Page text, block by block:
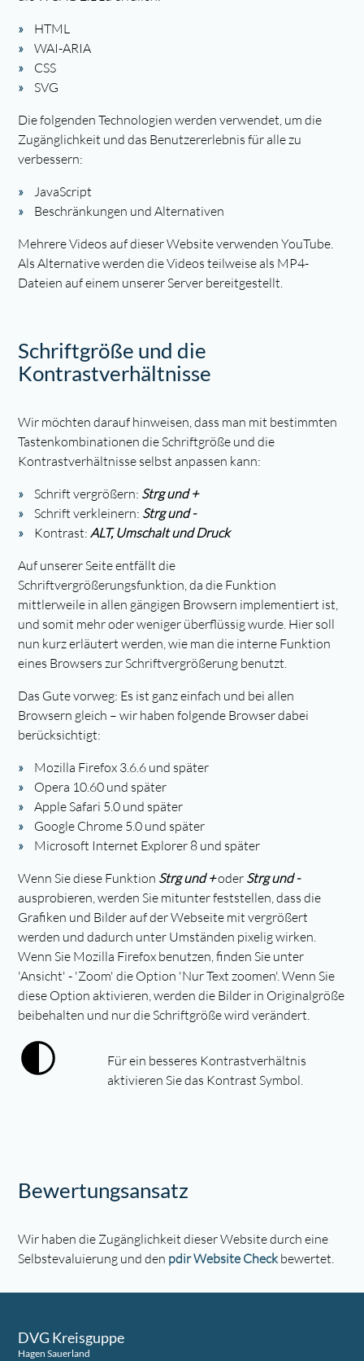
HTML
WAI-ARIA
CSS
SVG
Die folgenden Technologien werden verwendet, um die
Zugänglichkeit und das Benutzererlebnis für alle zu
verbessern:
JavaScript
Beschränkungen und Alternativen
Mehrere Videos auf dieser Website verwenden YouTube.
Als Alternative werden die Videos teilweise als MP4-
Dateien auf einem unserer Server bereitgestellt.
Schriftgröße und die
Kontrastverhältnisse
Wir möchten darauf hinweisen, dass man mit bestimmten
Tastenkombinationen die Schriftgröße und die
Kontrastverhältnisse selbst anpassen kann:
Schrift vergrößern: Strg und +
Schrift verkleinern: Strg und -
Kontrast:ALT, Umschalt und Druck
Auf unserer Seite entfällt die
Schriftvergrößerungsfunktion, da die Funktion
mittlerweile in allen gängigen Browsern implementiert ist,
und somit mehr oder weniger überflüssig wurde. Hier soll
nun kurz erläutert werden, wie man die interne Funktion
eines Browsers zur Schriftvergrößerung benutzt.
Das Gute vorweg: Es ist ganz einfach und bei allen
Browsern gleich – wir haben folgende Browser dabei
berücksichtigt:
Mozilla Firefox 3.6.6 und später
Opera 10.60 und später
Apple Safari 5.0 und später
Google Chrome 5.0 und später
Microsoft Internet Explorer 8 und später
Wenn Sie diese Funktion Strg und +oder Strg und -
ausprobieren, werden Sie mitunter feststellen, dass die
Grafiken und Bilder auf der Webseite mit vergrößert
werden und dadurch unter Umständen pixelig wirken.
Wenn Sie Mozilla Firefox benutzen, finden Sie unter
'Ansicht' - 'Zoom' die Option 'Nur Text zoomen'. Wenn Sie
diese Option aktivieren, werden die Bilder in Originalgröße
beibehalten und nur die Schriftgröße wird verändert.
Für ein besseres Kontrastverhältnis
aktivieren Sie das Kontrast Symbol.
Bewertungsansatz
Wir haben die Zugänglichkeit dieser Website durch eine
Selbstevaluierung und den pdir Website Checkbewertet.
DVG Kreisguppe
Hagen Sauerland